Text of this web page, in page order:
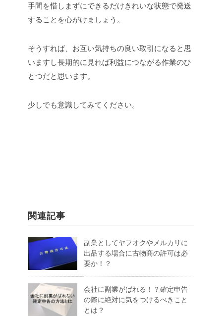
手間を惜しまずにできるだけきれいな状態で発送
することを心がけましょう。
そうすれば、お互い気持ちの良い取引になると思
いますし長期的に見れば利益につながる作業のひ
とつだと思います。
少しでも意識してみてください。
関連記事
副業としてヤフオクやメルカリに
出品する場合に古物商の許可は必
要か！？
会社に副業がばれる！？確定申告
の際に絶対に気をつけるべきこと
とは？